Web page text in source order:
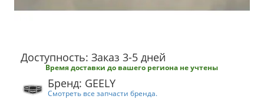
Доступность: Заказ 3-5 дней
Время доставки до вашего региона не учтены
Бренд: GEELY
Смотреть все запчасти бренда.